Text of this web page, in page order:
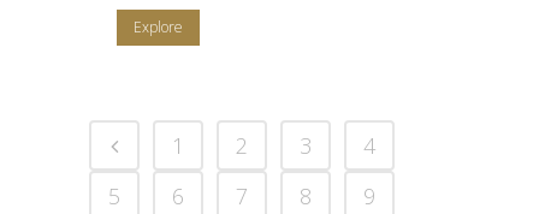
Explore
1 2 3
4
5
6 7 8
9